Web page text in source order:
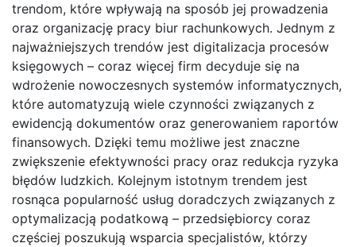
trendom, które wpływają na sposób jej prowadzenia
oraz organizację pracy biur rachunkowych. Jednym z
najważniejszych trendów jest digitalizacja procesów
księgowych – coraz więcej firm decyduje się na
wdrożenie nowoczesnych systemów informatycznych,
które automatyzują wiele czynności związanych z
ewidencją dokumentów oraz generowaniem raportów
finansowych. Dzięki temu możliwe jest znaczne
zwiększenie efektywności pracy oraz redukcja ryzyka
błędów ludzkich. Kolejnym istotnym trendem jest
rosnąca popularność usług doradczych związanych z
optymalizacją podatkową – przedsiębiorcy coraz
częściej poszukują wsparcia specjalistów, którzy